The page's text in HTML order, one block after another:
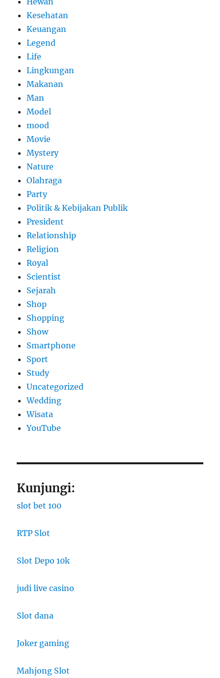
Kesehatan
Keuangan
Legend
Life
Lingkungan
Makanan
Man
Model
mood
Movie
Mystery
Nature
Olahraga
Party
Politik & Kebijakan Publik
President
Relationship
Religion
Royal
Scientist
Sejarah
Shop
Shopping
Show
Smartphone
Sport
Study
Uncategorized
Wedding
Wisata
YouTube
Kunjungi:
slot bet 100
RTP Slot
Slot Depo 10k
judi live casino
Slot dana
Joker gaming
Mahjong Slot